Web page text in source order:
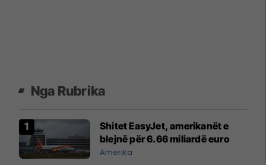
Nga Rubrika
Shitet EasyJet, amerikanët e
blejnë për 6.66 miliardë euro
Amerika